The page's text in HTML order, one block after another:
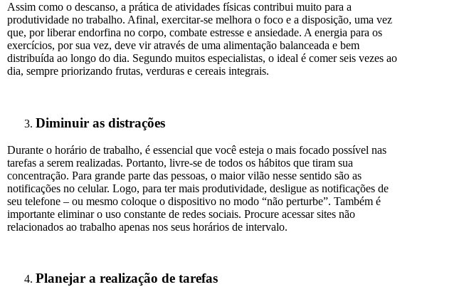
Assim como o descanso, a prática de atividades físicas contribui muito para a
produtividade no trabalho. Afinal, exercitar-se melhora o foco e a disposição, uma vez
que, por liberar endorfina no corpo, combate estresse e ansiedade. A energia para os
exercícios, por sua vez, deve vir através de uma alimentação balanceada e bem
distribuída ao longo do dia. Segundo muitos especialistas, o ideal é comer seis vezes ao
dia, sempre priorizando frutas, verduras e cereais integrais.
Diminuir as distrações
Durante o horário de trabalho, é essencial que você esteja o mais focado possível nas
tarefas a serem realizadas. Portanto, livre-se de todos os hábitos que tiram sua
concentração. Para grande parte das pessoas, o maior vilão nesse sentido são as
notificações no celular. Logo, para ter mais produtividade, desligue as notificações de
seu telefone – ou mesmo coloque o dispositivo no modo “não perturbe”. Também é
importante eliminar o uso constante de redes sociais. Procure acessar sites não
relacionados ao trabalho apenas nos seus horários de intervalo.
Planejar a realização de tarefas